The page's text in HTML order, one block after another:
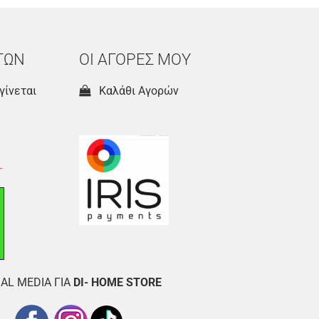
ΟΙ ΑΓΟΡΕΣ ΜΟΥ
Καλάθι Αγορών
MEDIA ΓΙΑ DI- HOME STORE